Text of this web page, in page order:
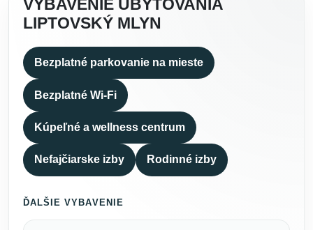
VYBAVENIE UBYTOVANIA
LIPTOVSKÝ MLYN
Bezplatné parkovanie na mieste
Bezplatné Wi-Fi
Kúpeľné a wellness centrum
Nefajčiarske izby Rodinné izby
ĎALŠIE VYBAVENIE